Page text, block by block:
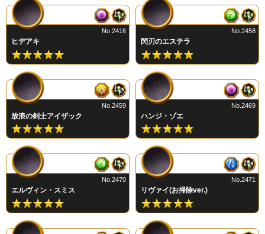
ヒデアキ
No.2416
閃刃のエステラ
No.2458
放浪の剣士アイザック
No.2459
ハンジ・ゾエ
No.2469
エルヴィン・スミス
No.2470
リヴァイ(お掃除ver.)
No.2471